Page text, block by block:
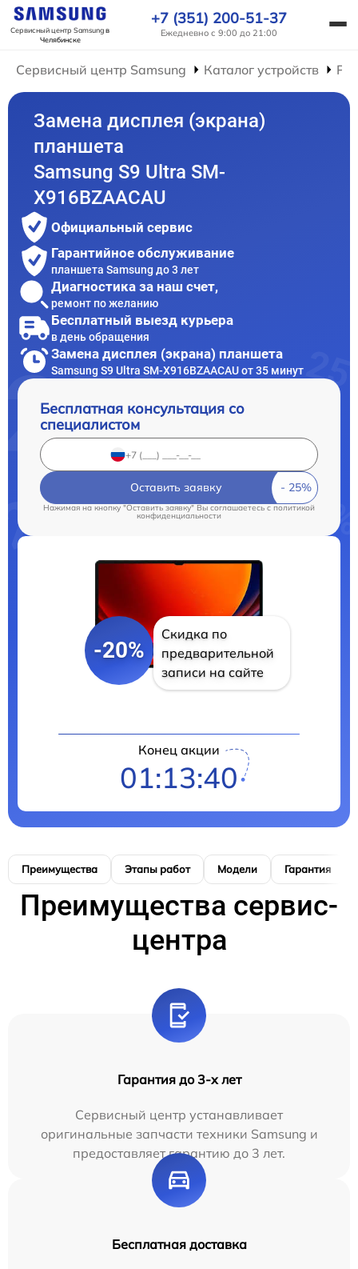
Сервисный центр Samsungв
Челябинске
+7 (351) 200-51-37
Ежедневно с 9:00 до 21:00
Сервисный центр Samsung Каталог устройств
Замена дисплея (экрана)
планшета
Samsung S9 Ultra SM-
X916BZAACAU
Официальный сервис
Гарантийное обслуживание
планшета Samsung до 3 лет
Диагностика за наш счет,
ремонт по желанию
Бесплатный выезд курьера
в день обращения
Замена дисплея (экрана) планшета
Samsung S9 Ultra SM-X916BZAACAU от 35 минут
Бесплатная консультация со
специалистом
Оставить заявку
Нажимая на кнопку "Оставить заявку" Вы соглашаетесь c политикой
конфиденциальности
-20%
Скидка по
предварительной
записи на сайте
Конец акции
01:13:38
Преимущества Этапы работ Модели Гарантия
Преимущества сервис-
центра
Гарантия до 3-х лет
Сервисный центр устанавливает
оригинальные запчасти техники Samsung и
предоставляет гарантию до 3 лет.
Бесплатная доставка